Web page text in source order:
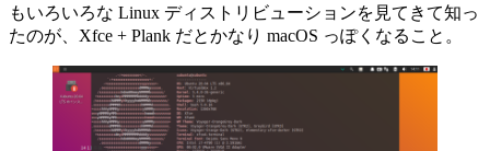
もいろいろな Linux ディストリビューションを見てきて知っ
たのが、Xfce + Plank だとかなり macOS っぽくなること。